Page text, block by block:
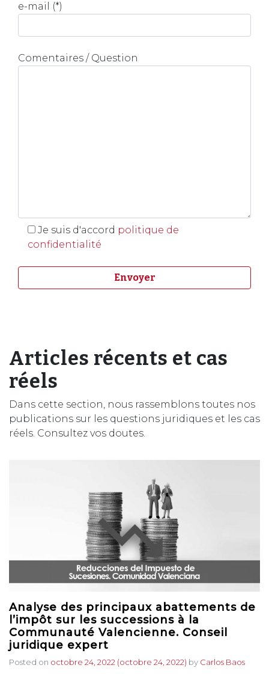
e-mail (*)
Comentaires / Question
Je suis d'accord politique de
confidentialité
Articles récents et cas
réels
Dans cette section, nous rassemblons toutes nos
publications sur les questions juridiques et les cas
réels. Consultez vos doutes.
Analyse des principaux abattements de
l’impôt sur les successions à la
Communauté Valencienne. Conseil
juridique expert
Posted on octobre 24, 2022 (octobre 24, 2022) by Carlos Baos